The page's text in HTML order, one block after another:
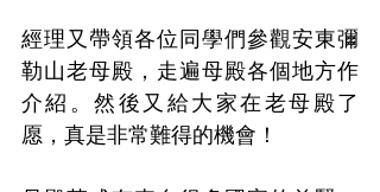
經理又帶領各位同學們參觀安東彌
勒山老母殿，走遍母殿各個地方作
介紹。然後又給大家在老母殿了
愿，真是非常難得的機會！